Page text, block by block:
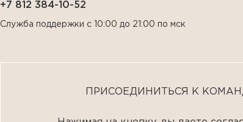
ПРИСОЕДИНИТЬСЯ К
+7 812 384-10-52
Служба поддержки с 10:00 до 21:00 по мск